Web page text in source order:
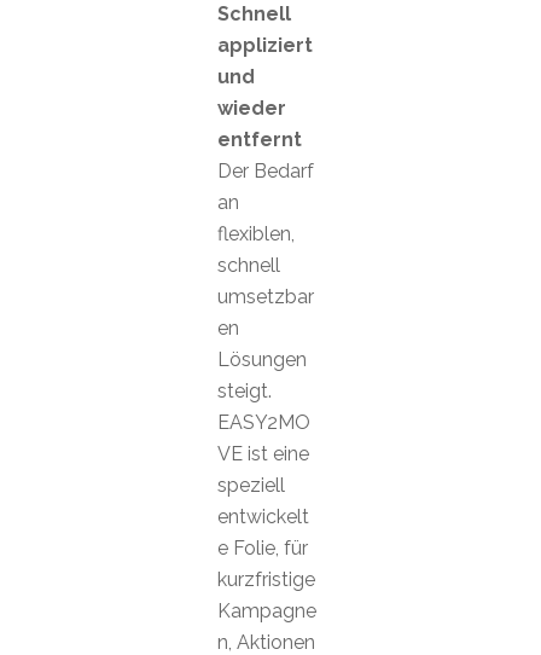
Schnell
appliziert
und
wieder
entfernt
Der Bedarf
an
flexiblen,
schnell
umsetzbar
en
Lösungen
steigt.
EASY2MO
VE ist eine
speziell
entwickelt
e Folie, für
kurzfristige
Kampagne
n, Aktionen